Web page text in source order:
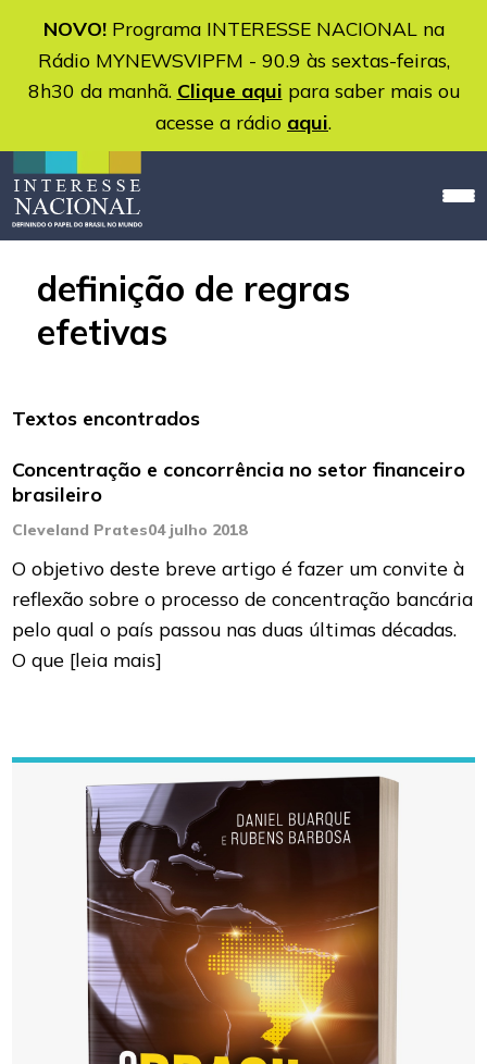
NOVO!Programa INTERESSE NACIONAL na
Rádio MYNEWSVIPFM - 90.9 às sextas-feiras,
8h30 da manhã. Clique aqui para saber mais ou
acesse a rádio aqui.
definição de regras
efetivas
Textos encontrados
Concentração e concorrência no setor financeiro
brasileiro
Cleveland Prates04 julho 2018
O objetivo deste breve artigo é fazer um convite à
reflexão sobre o processo de concentração bancária
pelo qual o país passou nas duas últimas décadas.
O que [leia mais]